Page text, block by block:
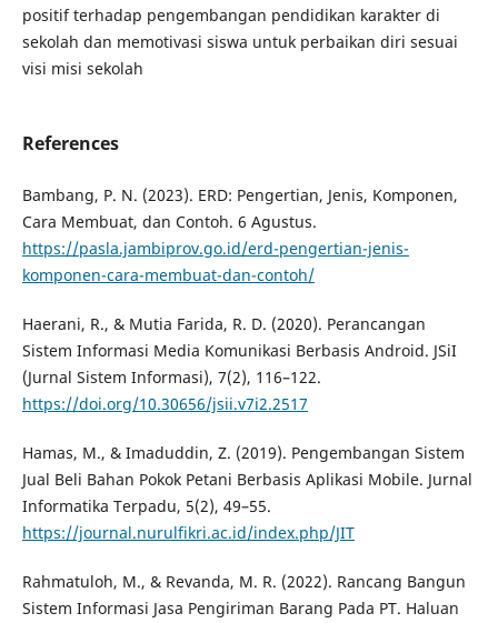
positif terhadap pengembangan pendidikan karakter di
sekolah dan memotivasi siswa untuk perbaikan diri sesuai
visi misi sekolah
References
Bambang, P. N. (2023). ERD: Pengertian, Jenis, Komponen,
Cara Membuat, dan Contoh. 6 Agustus.
https://pasla.jambiprov.go.id/erd-pengertian-jenis-
komponen-cara-membuat-dan-contoh/
Haerani, R., & Mutia Farida, R. D. (2020). Perancangan
Sistem Informasi Media Komunikasi Berbasis Android. JSiI
(Jurnal Sistem Informasi), 7(2), 116–122.
https://doi.org/10.30656/jsii.v7i2.2517
Hamas, M., & Imaduddin, Z. (2019). Pengembangan Sistem
Jual Beli Bahan Pokok Petani Berbasis Aplikasi Mobile. Jurnal
Informatika Terpadu, 5(2), 49–55.
https://journal.nurulfikri.ac.id/index.php/JIT
Rahmatuloh, M., & Revanda, M. R. (2022). Rancang Bangun
Sistem Informasi Jasa Pengiriman Barang Pada PT. Haluan